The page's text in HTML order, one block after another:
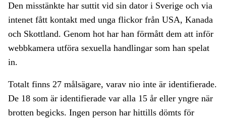
Den misstänkte har suttit vid sin dator i Sverige och via
intenet fått kontakt med unga flickor från USA, Kanada
och Skottland. Genom hot har han förmått dem att inför
webbkamera utföra sexuella handlingar som han spelat
in.
Totalt finns 27 målsägare, varav nio inte är identifierade.
De 18 som är identifierade var alla 15 år eller yngre när
brotten begicks. Ingen person har hittills dömts för